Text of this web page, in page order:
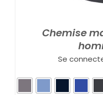
Chemise
Se